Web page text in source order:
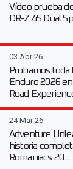
Vídeo prueba
DR-Z 4S Dual
03 Abr 26
Probamos toda
Enduro 2026
Road
24 Mar 26
Adventure
historia
Romaniacs 20...